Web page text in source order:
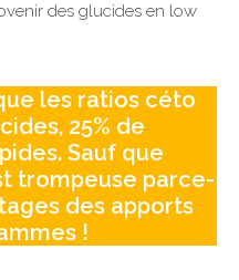
des glucides en low
les ratios céto
25% de
Sauf que
trompeuse parce-
des apports
!